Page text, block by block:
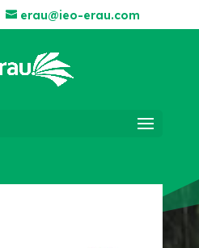
erau@ieo-erau.com